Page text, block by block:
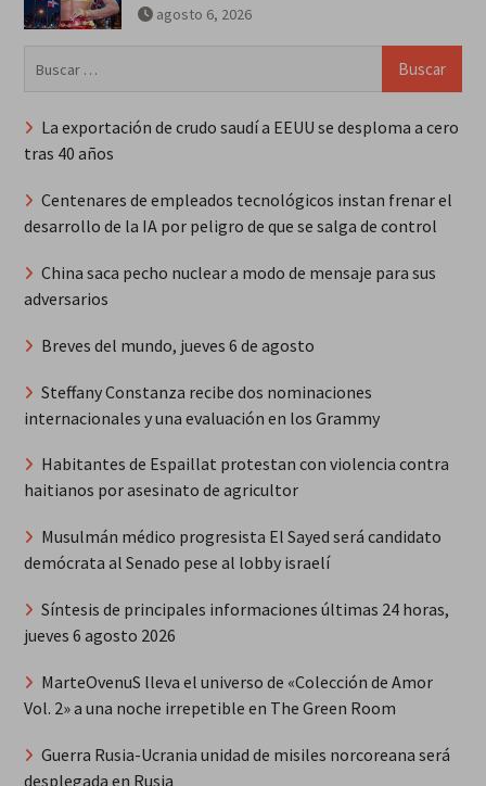
agosto 6, 2026
La exportación de crudo saudí a EEUU se desploma a cero
tras 40 años
Centenares de empleados tecnológicos instan frenar el
desarrollo de la IA por peligro de que se salga de control
China saca pecho nuclear a modo de mensaje para sus
adversarios
Breves del mundo, jueves 6 de agosto
Steffany Constanza recibe dos nominaciones
internacionales y una evaluación en los Grammy
Habitantes de Espaillat protestan con violencia contra
haitianos por asesinato de agricultor
Musulmán médico progresista El Sayed será candidato
demócrata al Senado pese al lobby israelí
Síntesis de principales informaciones últimas 24 horas,
jueves 6 agosto 2026
MarteOvenuS lleva el universo de «Colección de Amor
Vol. 2» a una noche irrepetible en The Green Room
Guerra Rusia-Ucrania unidad de misiles norcoreana será
desplegada en Rusia